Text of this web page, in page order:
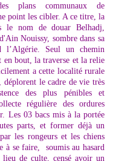
plans communaux de
point les cibler. A ce titre, la
le nom de douar Belhadj,
Nouissy, sombre dans sa
l’Algérie. Seul un chemin
en bout, la traverse et la relie
a cette localité rurale
le cadre de vie très
des plus pénibles et
régulière des ordures
Les 03 bacs mis à la portée
parts, et former déjà un
les rongeurs et les chiens
à se faire, soumis au hasard
lieu de culte, censé avoir un